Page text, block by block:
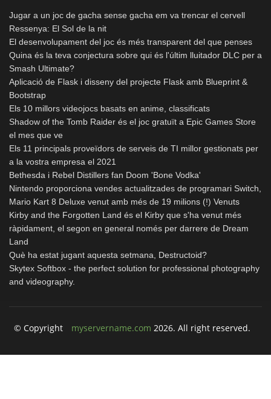
Jugar a un joc de gacha sense gacha em va trencar el cervell
Ressenya: El Sol de la nit
El desenvolupament del joc és més transparent del que penses
Quina és la teva conjectura sobre qui és l'últim lluitador DLC per a
Smash Ultimate?
Aplicació de Flask i disseny del projecte Flask amb Blueprint &
Bootstrap
Els 10 millors videojocs basats en anime, classificats
Shadow of the Tomb Raider és el joc gratuït a Epic Games Store
el mes que ve
Els 11 principals proveïdors de serveis de TI millor gestionats per
a la vostra empresa el 2021
Bethesda i Rebel Distillers fan Doom 'Bone Vodka'
Nintendo proporciona vendes actualitzades de programari Switch,
Mario Kart 8 Deluxe venut amb més de 19 milions (!) Venuts
Kirby and the Forgotten Land és el Kirby que s'ha venut més
ràpidament, el segon en general només per darrere de Dream
Land
Què ha estat jugant aquesta setmana, Destructoid?
Skytex Softbox - the perfect solution for professional photography
and videography.
© Copyright myservername.com 2026. All right reserved.